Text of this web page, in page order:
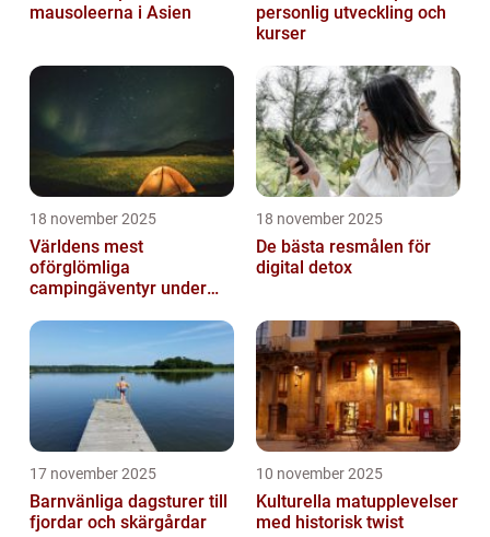
mausoleerna i Asien
personlig utveckling och
kurser
18 november 2025
Världens mest
oförglömliga
campingäventyr under
18 november 2025
De bästa resmålen för
digital detox
17 november 2025
Barnvänliga dagsturer till
fjordar och skärgårdar
10 november 2025
Kulturella matupplevelser
med historisk twist